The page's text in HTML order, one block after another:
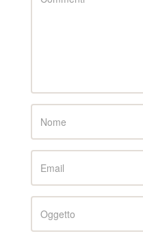
Name
Email
Subject